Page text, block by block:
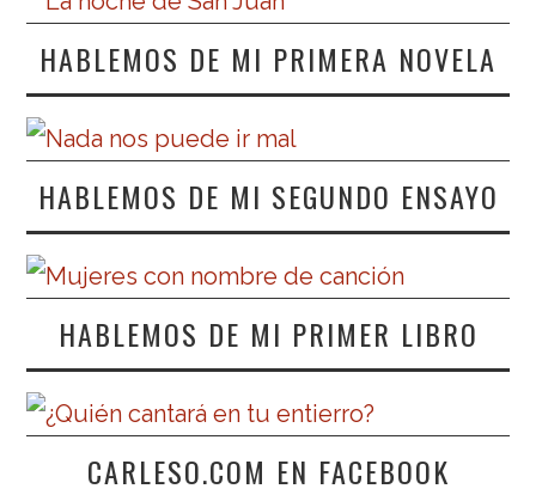
HABLEMOS DE MI PRIMERA NOVELA
HABLEMOS DE MI SEGUNDO ENSAYO
HABLEMOS DE MI PRIMER LIBRO
CARLESO.COM EN FACEBOOK